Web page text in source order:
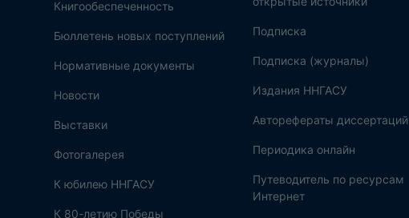
Книгообеспеченность
Бюллетень новых поступлений
Нормативные документы
Новости
Выставки
Фотогалерея
К юбилею ННГАСУ
К 80-летию Победы
Подписка
Подписка (журналы)
Издания ННГАСУ
Авторефераты диссертаций
Периодика онлайн
Путеводитель по ресурсам
Интернет